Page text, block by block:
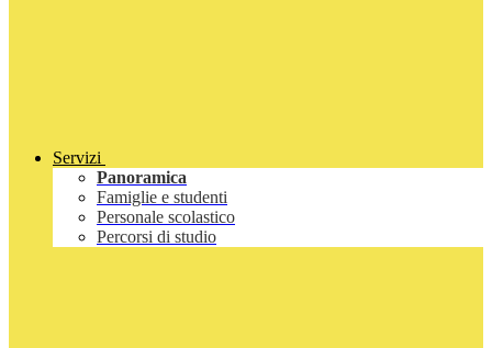
Servizi
Panoramica
Famiglie e studenti
Personale scolastico
Percorsi di studio